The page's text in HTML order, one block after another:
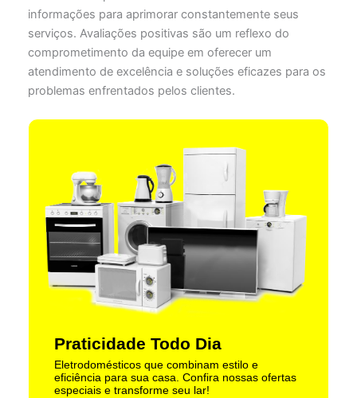
informações para aprimorar constantemente seus
serviços. Avaliações positivas são um reflexo do
comprometimento da equipe em oferecer um
atendimento de excelência e soluções eficazes para os
problemas enfrentados pelos clientes.
Praticidade Todo Dia
Eletrodomésticos que combinam estilo e
eficiência para sua casa. Confira nossas ofertas
especiais e transforme seu lar!